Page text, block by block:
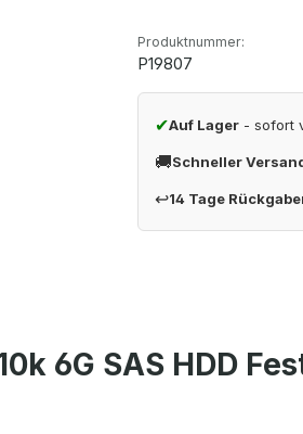
Produktnummer:
P19807
✔Auf Lager - sofort
🚚Schneller
↩14 Tage
6G SAS HDD